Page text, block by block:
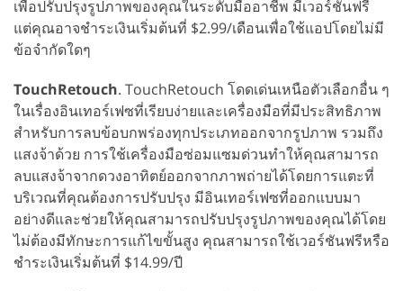
เพื่อปรับปรุงรูปภาพของคุณในระดับมืออาชีพ มีเวอร์ชันฟรี
แต่คุณอาจชำระเงินเริ่มต้นที่ $2.99/เดือนเพื่อใช้แอปโดยไม่มี
ข้อจำกัดใดๆ
TouchRetouch. TouchRetouch โดดเด่นเหนือตัวเลือกอื่น ๆ
ในเรื่องอินเทอร์เฟซที่เรียบง่ายและเครื่องมือที่มีประสิทธิภาพ
สำหรับการลบข้อบกพร่องทุกประเภทออกจากรูปภาพ รวมถึง
แสงจ้าด้วย การใช้เครื่องมือซ่อมแซมด่วนทำให้คุณสามารถ
ลบแสงจ้าจากดวงอาทิตย์ออกจากภาพถ่ายได้โดยการแตะที่
บริเวณที่คุณต้องการปรับปรุง มีอินเทอร์เฟซที่ออกแบบมา
อย่างดีและช่วยให้คุณสามารถปรับปรุงรูปภาพของคุณได้โดย
ไม่ต้องมีทักษะการแก้ไขขั้นสูง คุณสามารถใช้เวอร์ชันฟรีหรือ
ชำระเงินเริ่มต้นที่ $14.99/ปี